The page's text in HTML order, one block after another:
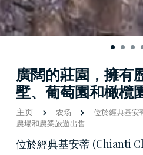
廣闊的莊園，擁有
墅、葡萄園和橄欖
主页 农场
位於經典基安
農場和農業旅遊出售
位於經典基安蒂 (Chianti